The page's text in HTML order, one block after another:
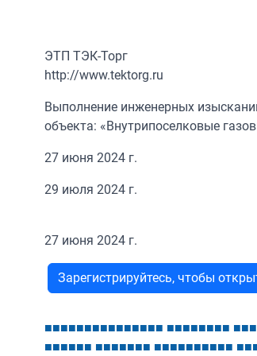
ЭТП ТЭК-Торг
http://www.tektorg.ru
Выполнение инженерных
объекта: «Внутрипоселковые
27 июня 2024 г.
29 июля 2024 г.
27 июня 2024 г.
Зарегистрируйтесь, чтобы
■■■■■■■■■■■■■■■ ■■■■■■■■ ■■■
■■■■■■ ■■■■■■■ ■■■■■■■■■■ ■■